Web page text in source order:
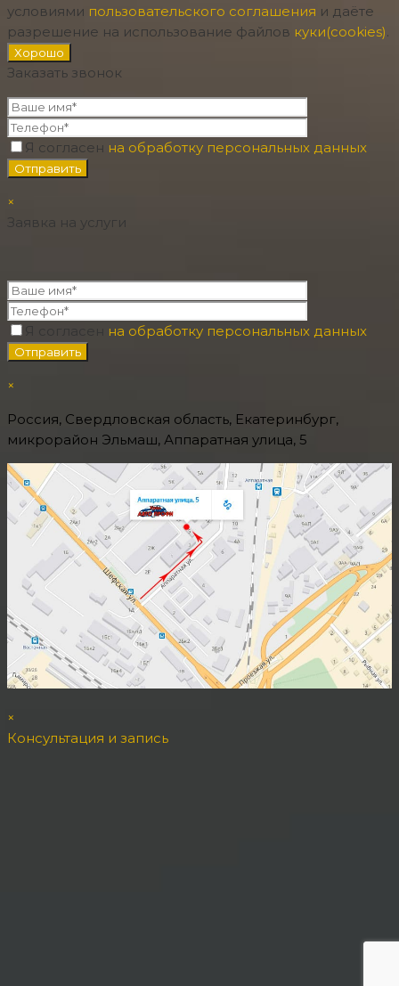
условиями пользовательского соглашения и даёте
разрешение на использование файлов куки(cookies).
Хорошо
Заказать звонок
Я согласен на обработку персональных данных
×
Заявка на услуги
на обработку персональных данных
×
Россия, Свердловская область, Екатеринбург,
микрорайон Эльмаш, Аппаратная улица, 5
×
Консультация и запись